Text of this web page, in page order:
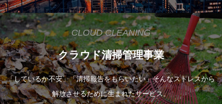
CLOUD CLEANING
クラウド清掃管理事業
「しているか不安」「清掃報告をもらいたい」そんなストレスから
解放させるために生まれたサービス。